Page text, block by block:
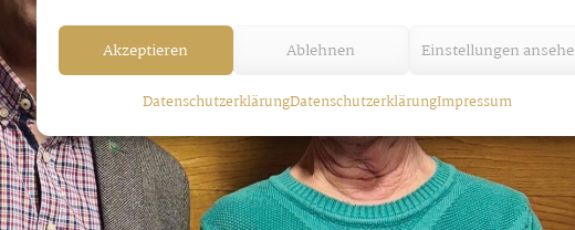
Akzeptieren Ablehnen Einstellungen
DatenschutzerklärungDatenschutzerklärungImpressum